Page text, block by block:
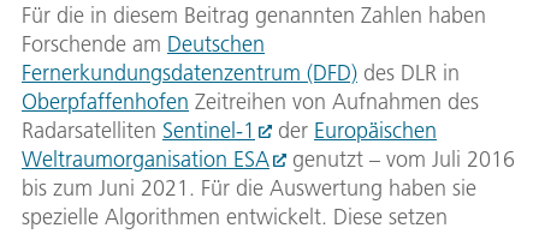
Für die in diesem Beitrag genannten Zahlen haben
Forschende am Deutschen
Fernerkundungsdatenzentrum (DFD) des DLR in
Oberpfaffenhofen Zeitreihen von Aufnahmen des
Radarsatelliten Sentinel-1 der Europäischen
Weltraumorganisation ESA
genutzt – vom Juli 2016
bis zum Juni 2021. Für die Auswertung haben sie
spezielle Algorithmen entwickelt. Diese setzen